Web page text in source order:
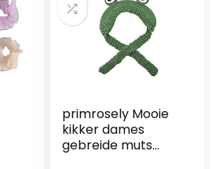
primrosely Mooie
kikker dames
gebreide muts